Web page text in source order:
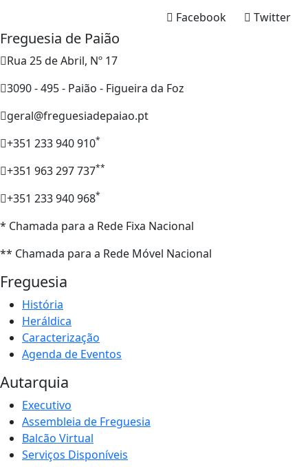
Twitter
Facebook
Freguesia de Paião
Rua 25 de Abril, Nº 17
3090 - 495 - Paião - Figueira da Foz
geral@freguesiadepaiao.pt
+351 233 940 910*
+351 963 297 737**
+351 233 940 968*
* Chamada para a Rede Fixa Nacional
** Chamada para a Rede Móvel Nacional
Freguesia
História
Heráldica
Caracterização
Agenda de Eventos
Autarquia
Executivo
Assembleia de Freguesia
Balcão Virtual
Serviços Disponíveis